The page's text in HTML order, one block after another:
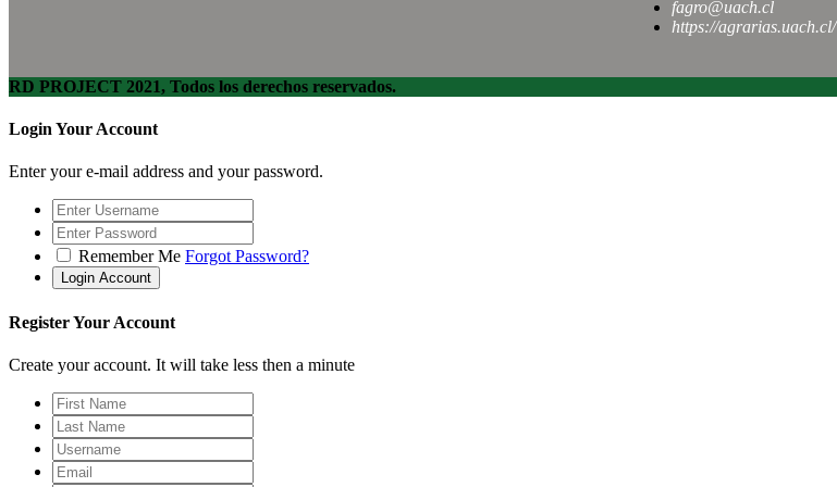
fagro@uach.cl
https://agrarias.uach.cl/
RD PROJECT 2021, Todos los derechos reservados.
Login Your Account
Enter your e-mail address and your password.
Remember Me Forgot Password?
Register Your Account
Create your account. It will take less then a minute